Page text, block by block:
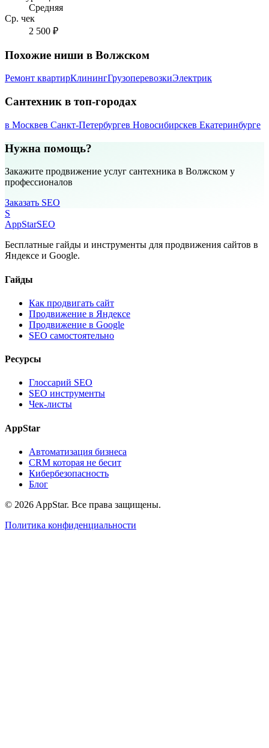
Средняя
Ср. чек
2 500 ₽
Похожие ниши в Волжском
Ремонт квартирКлинингГрузоперевозкиЭлектрик
Сантехник в топ-городах
в Москвев Санкт-Петербургев Новосибирскев Екатеринбурге
Нужна помощь?
Закажите продвижение услуг сантехника в Волжском у
профессионалов
Заказать SEO
S
AppStarSEO
Бесплатные гайды и инструменты для продвижения сайтов в
Яндексе и Google.
Гайды
Как продвигать сайт
Продвижение в Яндексе
Продвижение в Google
SEO самостоятельно
Ресурсы
Глоссарий SEO
SEO инструменты
Чек-листы
AppStar
Автоматизация бизнеса
CRM которая не бесит
Кибербезопасность
Блог
© 2026 AppStar. Все права защищены.
Политика конфиденциальности